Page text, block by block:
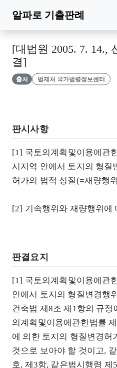
알파로 기출판례
[대법원 2005. 7. 14.,
결]
출처 법제처 국가법령정보센터
판시사항
[1] 국토의계획및이용에관
시지역 안에서 토지의 형질
허가의 법적 성질(=재량행
[2] 기속행위와 재량행위에
판결요지
[1] 국토의계획및이용에관
안에서 토지의 형질변경행
건축법 제8조 제1항의 규정
의계획및이용에관한법률
에 의한 토지의 형질변경허
것으로 보아야 할 것이고,
호, 제3항, 같은법시행령